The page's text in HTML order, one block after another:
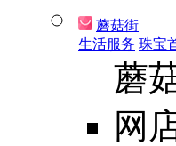
蘑菇街
生活服务 珠宝
蘑
网